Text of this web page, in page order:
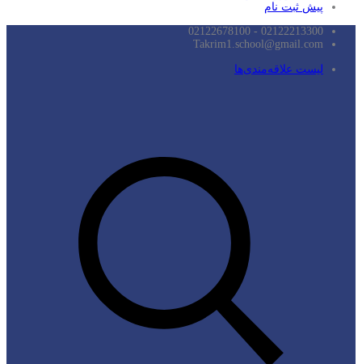
پیش ثبت نام
02122213300 - 02122678100
Takrim1.school@gmail.com
لیست علاقه‌مندی‌ها